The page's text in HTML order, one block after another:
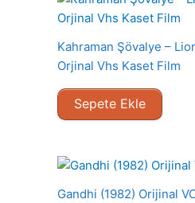
Kahraman Şövalye –
Orjinal Vhs Kaset Film
Sepete Ekle
Gandhi (1982) Orijinal